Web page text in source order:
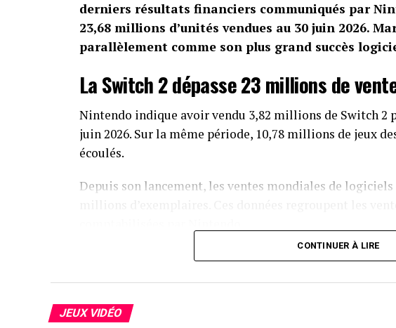
derniers résultats financiers communiqués par
23,68 millions d’unités vendues au 30 juin 2026.
parallèlement comme son plus grand succès
La Switch 2 dépasse 23 millions de
Nintendo indique avoir vendu 3,82 millions de Switch 2
juin 2026. Sur la même période, 10,78 millions de jeux
écoulés.
Depuis son lancement, les ventes mondiales de
La première Switch continue également de trouver son
tandis que le titre de la publication évoque 156,59
CONTINUER À LIRE
JEUX VIDÉO